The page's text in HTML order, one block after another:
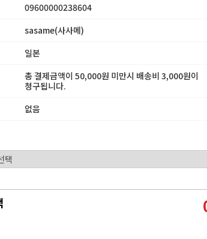
09600000238604
sasame(사사메)
일본
총 결제금액이 50,000원 미만시 배송비 3,000원이
청구됩니다.
없음